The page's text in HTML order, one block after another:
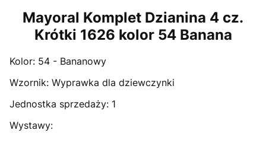
Mayoral Komplet Dzianina 4 cz.
Krótki 1626 kolor 54 Banana
Kolor: 54 - Bananowy
Wzornik: Wyprawka dla dziewczynki
Jednostka sprzedaży: 1
Wystawy: